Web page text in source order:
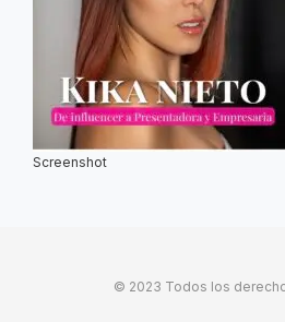
Screenshot
© 2023 Todos los